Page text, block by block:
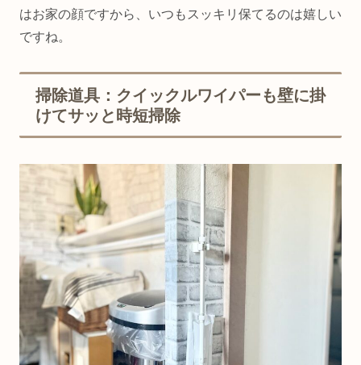
はお家の顔ですから、いつもスッキリ保てるのは嬉しい
ですね。
掃除道具：クイックルワイパーも壁に掛
けてサッと時短掃除